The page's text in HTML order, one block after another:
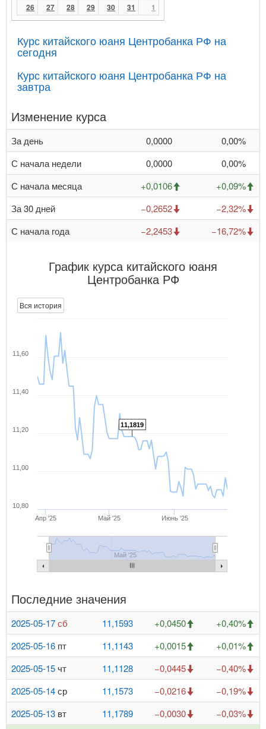
26
27 28 29 30 31 1
Курс китайского юаня Центробанка РФ на
сегодня
Курс китайского юаня Центробанка РФ на
завтра
Изменение курса
За день 0,0000
0,00%
С начала недели
0,0000
0,00%
С начала месяца
+0,0106
+0,09%
За 30 дней
−0,2652
−2,32%
С начала года
−2,2453 −16,72%
График курса китайского юаня
Центробанка РФ
Вся история
11,1819
Апр '25 Май '25 Июнь '25
Май '25
10,80
11,00
11,20
11,40
11,60
Последние значения
2025-05-17сб 11,1593 +0,0450
+0,40%
2025-05-16 пт 11,1143 +0,0015
+0,01%
2025-05-15 чт 11,1128 −0,0445
−0,40%
2025-05-14ср 11,1573 −0,0216
−0,19%
2025-05-13 вт 11,1789 −0,0030
−0,03%